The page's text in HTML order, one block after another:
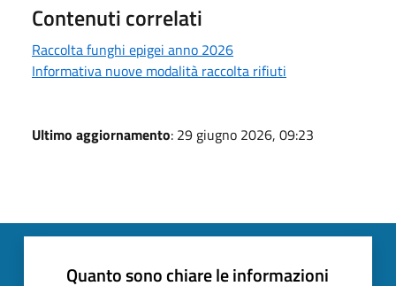
Contenuti correlati
Raccolta funghi epigei anno 2026
Informativa nuove modalità raccolta rifiuti
Ultimo aggiornamento: 29 giugno 2026, 09:23
Quanto sono chiare le informazioni